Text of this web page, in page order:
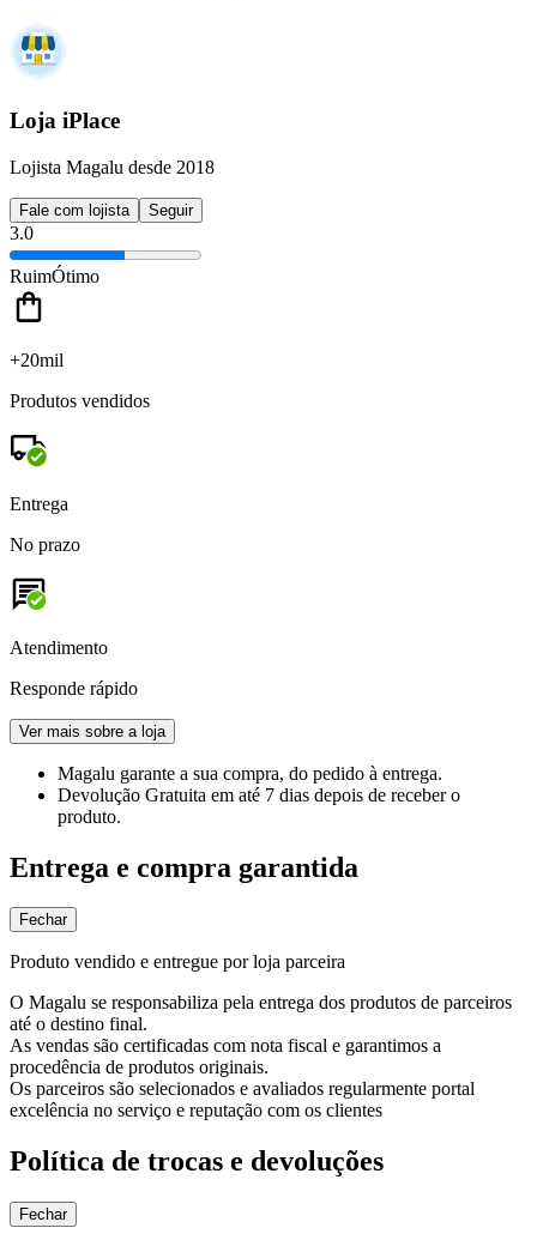
Loja iPlace
Lojista Magalu desde 2018
Fale com lojista Seguir
3.0
RuimÓtimo
+20mil
Produtos vendidos
Entrega
No prazo
Atendimento
Responde rápido
Ver mais sobre a loja
Magalu garante a sua compra, do pedido à entrega.
Devolução Gratuita em até 7 dias depois de receber o
produto.
Entrega e compra garantida
Fechar
Produto vendido e entregue por loja parceira
O Magalu se responsabiliza pela entrega dos produtos de parceiros
até o destino final.
As vendas são certificadas com nota fiscal e garantimos a
procedência de produtos originais.
Os parceiros são selecionados e avaliados regularmente portal
excelência no serviço e reputação com os clientes
Política de trocas e devoluções
Fechar